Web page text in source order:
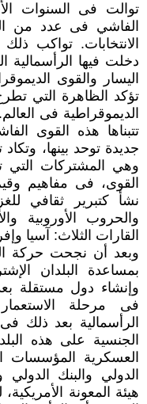
توالت فى السنوات
الفاشي فى عدد من
الانتخابات. تواكب
دخلت فيها الرأسمالية
اليسار والقوى
تؤكد الظاهرة التي
الديموقراطية فى
تتبناها هذه القوى
جديدة توحد بينها،
وهي المشتركات التي
القوى، فى مفاهيم
نشأ كتبرير ثقافي
والحروب الأوروبية
القارات الثلاث: آسيا
وبعد أن نجحت حركة
بمساعدة البلدان
وإنشاء دول مستقلة
فى مرحلة
الرأسمالية بعد ذلك
الجنسية على هذه
العسكرية المؤسسات
الدولي والبنك الدولي
هيئة المعونة